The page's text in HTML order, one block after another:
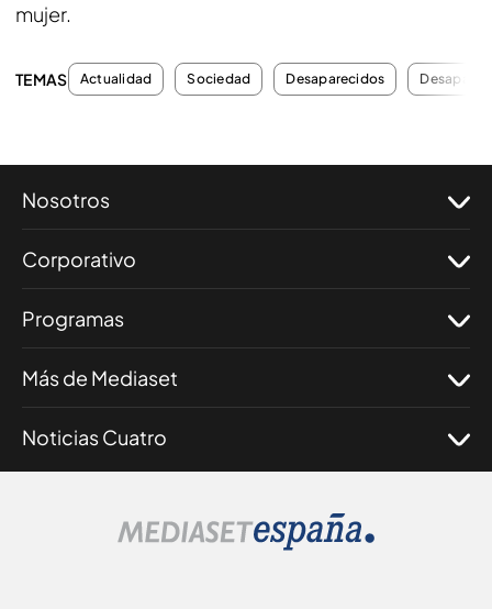
mujer.
TEMAS Actualidad Sociedad Desaparecidos
Nosotros
Corporativo
Programas
Más de Mediaset
Noticias Cuatro